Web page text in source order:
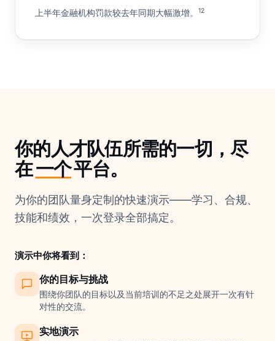
上半年金融机构罚款较去年同期大幅激增。 12
你的人才队伍所需的一切，尽
在一个平台。
为你的团队量身定制的快速演示——学习、合规、
技能和绩效，一次登录全部搞定。
演示中你将看到：
你的目标与挑战
围绕你团队的目标以及当前培训的不足之处展开一次有针
对性的交流。
实地演示